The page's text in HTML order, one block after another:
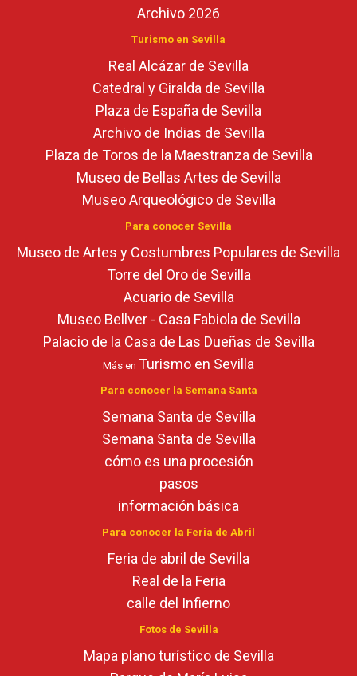
Archivo 2026
Turismo en Sevilla
Real Alcázar de Sevilla
Catedral y Giralda de Sevilla
Plaza de España de Sevilla
Archivo de Indias de Sevilla
Plaza de Toros de la Maestranza de Sevilla
Museo de Bellas Artes de Sevilla
Museo Arqueológico de Sevilla
Para conocer Sevilla
Museo de Artes y Costumbres Populares de Sevilla
Torre del Oro de Sevilla
Acuario de Sevilla
Museo Bellver - Casa Fabiola de Sevilla
Palacio de la Casa de Las Dueñas de Sevilla
Más en Turismo en Sevilla
Para conocer la Semana Santa
Semana Santa de Sevilla
Semana Santa de Sevilla
cómo es una procesión
pasos
información básica
Para conocer la Feria de Abril
Feria de abril de Sevilla
Real de la Feria
calle del Infierno
Fotos de Sevilla
Mapa plano turístico de Sevilla